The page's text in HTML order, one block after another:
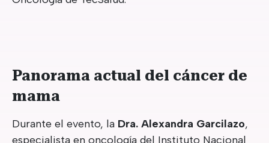
Panorama actual del cáncer de
mama
Durante el evento, la Dra. Alexandra Garcilazo,
especialista en oncología del Instituto Nacional